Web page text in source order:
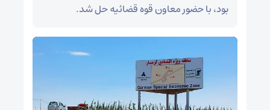
بود، با حضور معاون قوه قضائیه حل شد.